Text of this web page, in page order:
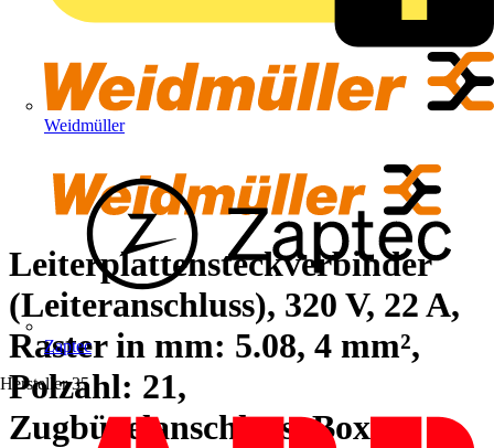
Weidmüller
Zaptec
Hersteller 35
Leiterplattensteckverbinder
(Leiteranschluss), 320 V, 22 A,
Raster in mm: 5.08, 4 mm²,
Polzahl: 21,
Zugbügelanschluss, Box